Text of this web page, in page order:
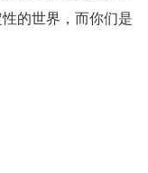
的世界，而你们是